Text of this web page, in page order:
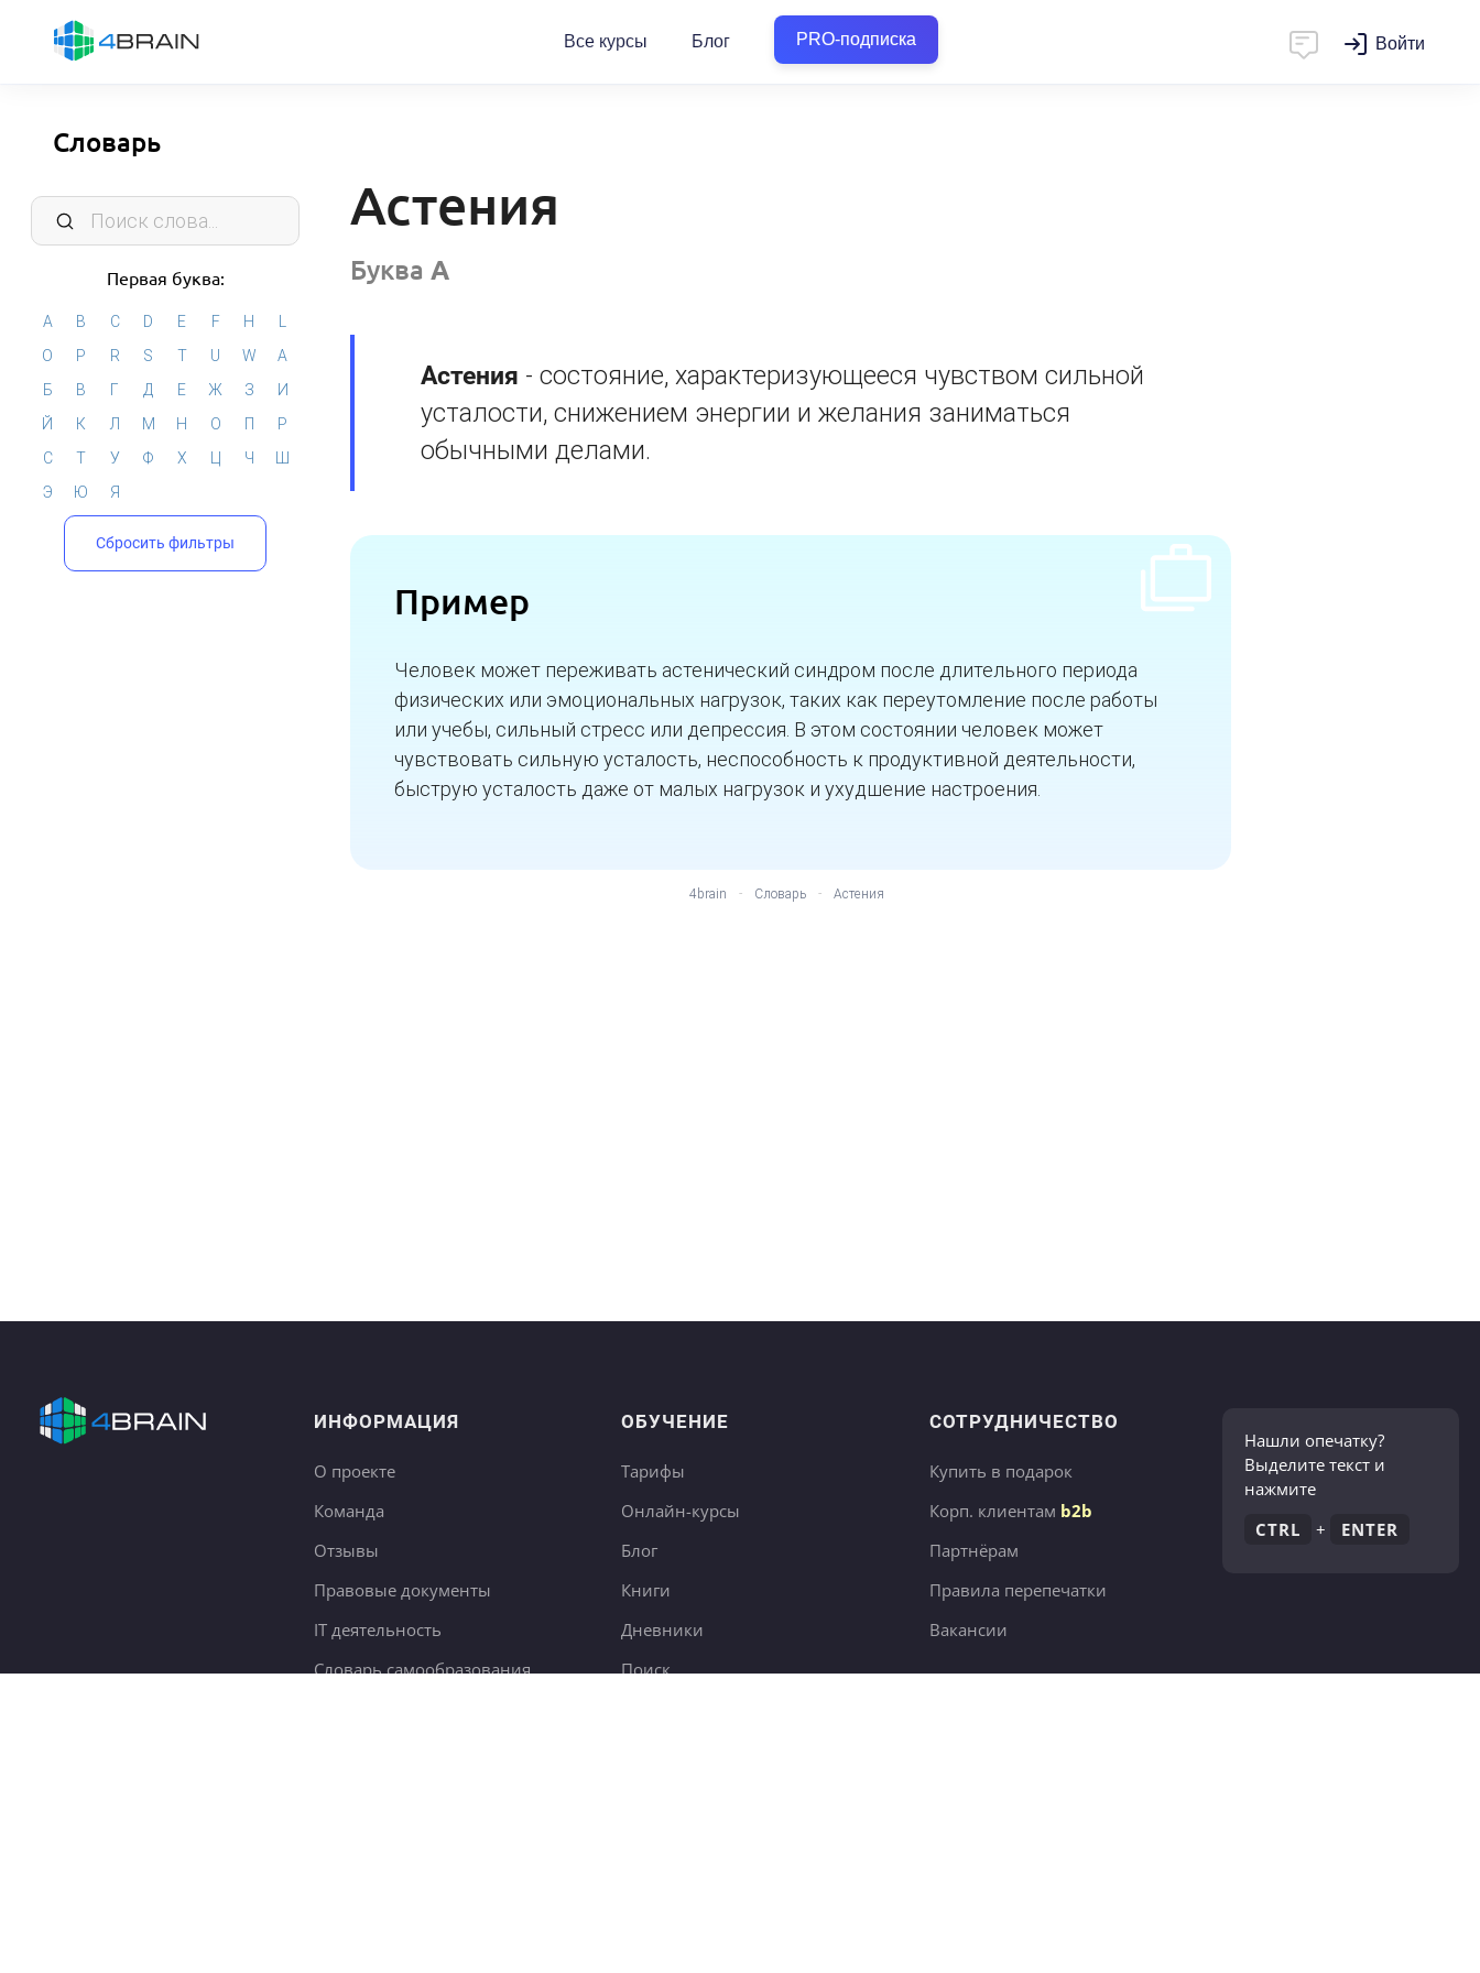
Все курсы Блог PRO-подписка Войти
Словарь
Первая буква:
A B C D E F H
L
O
P R S T U W
А
Б
В Г Д Е Ж З
И
Й
К Л М Н О П
Р
С
Т У Ф Х Ц Ч
Ш
Э
Ю Я
Сбросить фильтры
Астения
БукваА
Астения - состояние, характеризующееся чувством сильной
усталости, снижением энергии и желания заниматься
обычными делами.
Пример
Человек может переживать астенический синдром после длительного периода
физических или эмоциональных нагрузок, таких как переутомление после работы
или учебы, сильный стресс или депрессия. В этом состоянии человек может
чувствовать сильную усталость, неспособность к продуктивной деятельности,
быструю усталость даже от малых нагрузок и ухудшение настроения.
4brain - Словарь - Астения
ИНФОРМАЦИЯ
О проекте
Команда
Отзывы
Правовые документы
IT деятельность
Словарь самообразования
ОБУЧЕНИЕ
Тарифы
Онлайн-курсы
Блог
Книги
Дневники
Поиск
СОТРУДНИЧЕСТВО
Купить в подарок
Корп. клиентам b2b
Партнёрам
Правила перепечатки
Вакансии
Нашли опечатку?
Выделите текст и
нажмите
CTRL
+ ENTER